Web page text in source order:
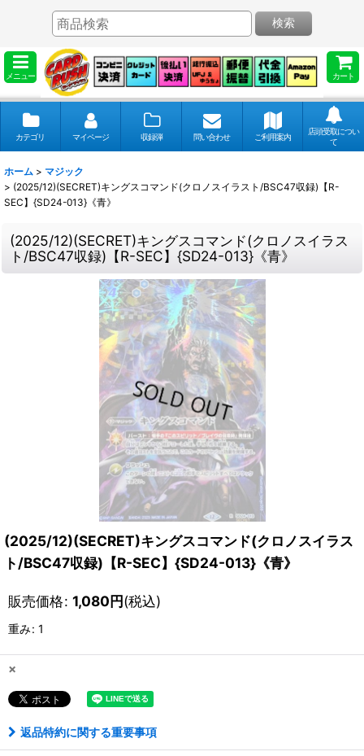
メニュー カート
検索
カテゴリ マイページ 収録弾 問い合わせ ご利用案内
店頭受取につい
て
ホーム > マジック
> (2025/12)(SECRET)キングスコマンド(クロノスイラスト/BSC47収録)【R-
SEC】{SD24-013}《青》
(2025/12)(SECRET)キングスコマンド(クロノスイラス
ト/BSC47収録)【R-SEC】{SD24-013}《青》
(2025/12)(SECRET)キングスコマンド(クロノスイラス
ト/BSC47収録)【R-SEC】{SD24-013}《青》
販売価格: 1,080円(税込)
重み: 1
×
返品特約に関する重要事項